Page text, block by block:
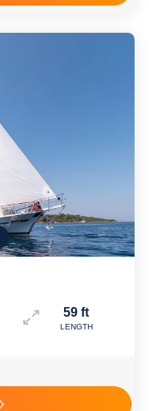
59 ft
LENGTH